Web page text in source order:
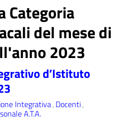
Categoria
del mese di
2023
d’Istituto
Integrativa, Docenti,
A.T.A.